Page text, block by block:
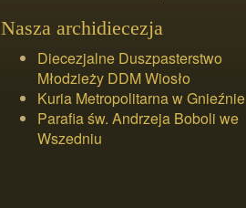
Nasza archidiecezja
Diecezjalne Duszpasterstwo
Młodzieży DDM Wiosło
Kuria Metropolitarna w Gnieźnie
Parafia św. Andrzeja Boboli we
Wszedniu